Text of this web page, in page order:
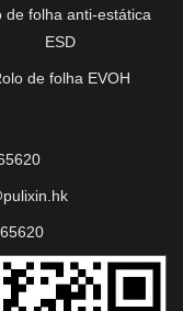
de folha anti-estática
ESD
de folha EVOH